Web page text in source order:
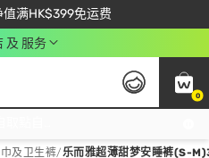
满HK$399免运费
会员尽享独家优惠
输入 NEWAPP 即减$50
及 服务
0
巾及卫生裤/乐而雅超薄甜梦安睡裤(S-